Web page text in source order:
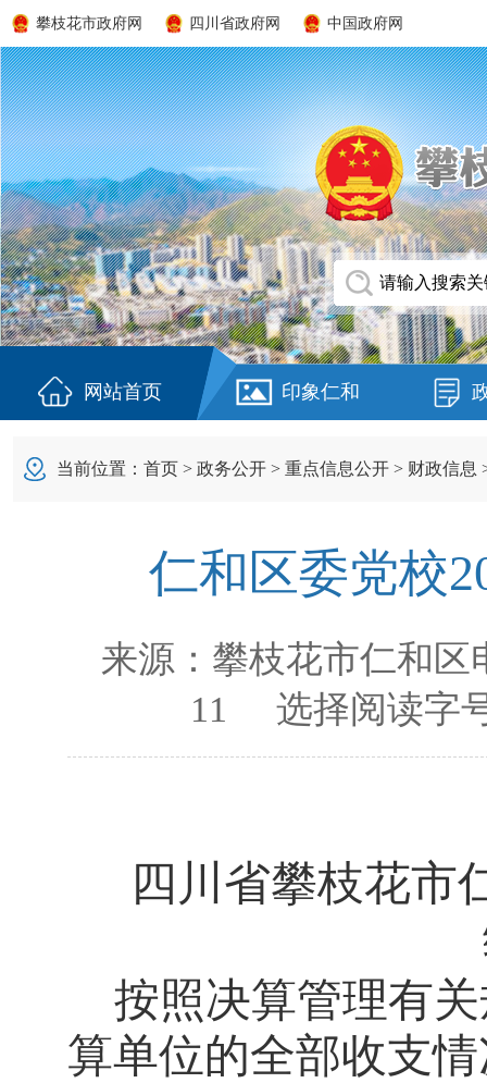
攀枝花市政府网 四川省政府网 中国政府网
网站首页 印象仁和
当前位置： 首页 > 政务公开 > 重点信息公开 > 财政信息
仁和区委党校
来源： 攀枝花市仁和区
11
选择阅读字
四川省攀枝花市
按照决算管理有
算单位的全部收支